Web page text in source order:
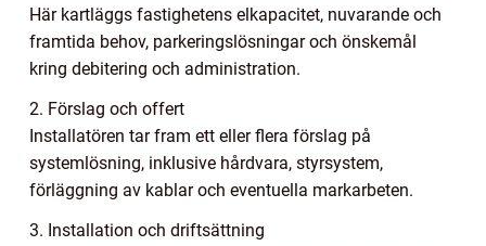
Här kartläggs fastighetens elkapacitet, nuvarande och
framtida behov, parkeringslösningar och önskemål
kring debitering och administration.
2. Förslag och offert
Installatören tar fram ett eller flera förslag på
systemlösning, inklusive hårdvara, styrsystem,
förläggning av kablar och eventuella markarbeten.
3. Installation och driftsättning